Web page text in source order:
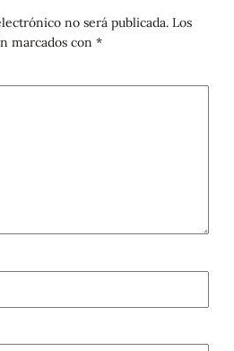
no será publicada. Los
marcados con *